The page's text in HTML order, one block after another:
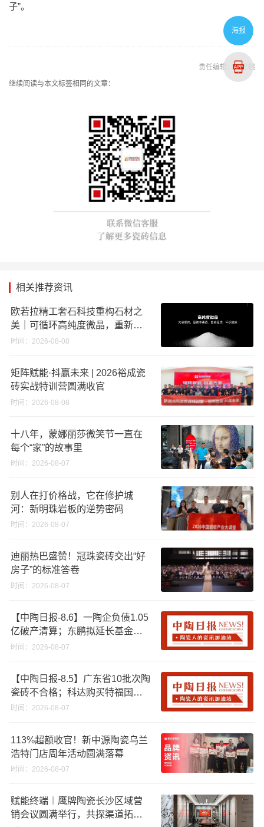
子”。
责任编辑：刘思桃
继续阅读与本文标签相同的文章：
相关推荐资讯
欧若拉精工奢石科技重构石材之
美｜可循环高纯度微晶，重新定
义高端奢石原料
时间：2026-08-08
矩阵赋能·抖赢未来 | 2026裕成瓷
砖实战特训营圆满收官
时间：2026-08-08
十八年，蒙娜丽莎微笑节一直在
每个“家”的故事里
时间：2026-08-07
别人在打价格战，它在修护城
河：新明珠岩板的逆势密码
时间：2026-08-07
迪丽热巴盛赞！冠珠瓷砖交出“好
房子”的标准答卷
时间：2026-08-07
【中陶日报-8.6】一陶企负债1.05
亿破产清算；东鹏拟延长基金投
资期限；工信部开展建陶行业能
时间：2026-08-07
【中陶日报-8.5】广东省10批次陶
瓷砖不合格；科达购买特福国际
股份申请未通过；蒙娜丽莎5千万
破18亿元
时间：2026-08-07
113%超额收官！新中源陶瓷乌兰
浩特门店周年活动圆满落幕
时间：2026-08-07
赋能终端︱鹰牌陶瓷长沙区域营
销会议圆满举行，共探渠道拓展
海报